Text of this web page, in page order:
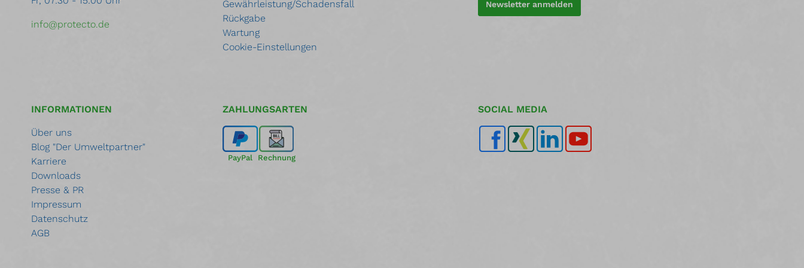
info@protecto.de
Gewährleistung/Schadensfall
Rückgabe
Wartung
Cookie-Einstellungen
Newsletter anmelden
INFORMATIONEN
Über uns
Blog "Der Umweltpartner"
Karriere
Downloads
Presse & PR
Impressum
Datenschutz
AGB
ZAHLUNGSARTEN
PayPal Rechnung
SOCIAL MEDIA